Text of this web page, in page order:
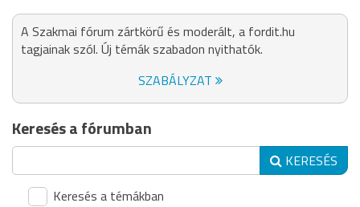
A Szakmai fórum zártkörű és moderált, a fordit.hu
tagjainak szól. Új témák szabadon nyithatók.
SZABÁLYZAT
Keresés a fórumban
KERESÉS
Keresés a témákban